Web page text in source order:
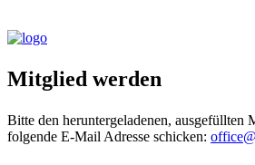
Mitglied werden
Bitte den heruntergeladenen, ausgefüllten
folgende E-Mail Adresse schicken: